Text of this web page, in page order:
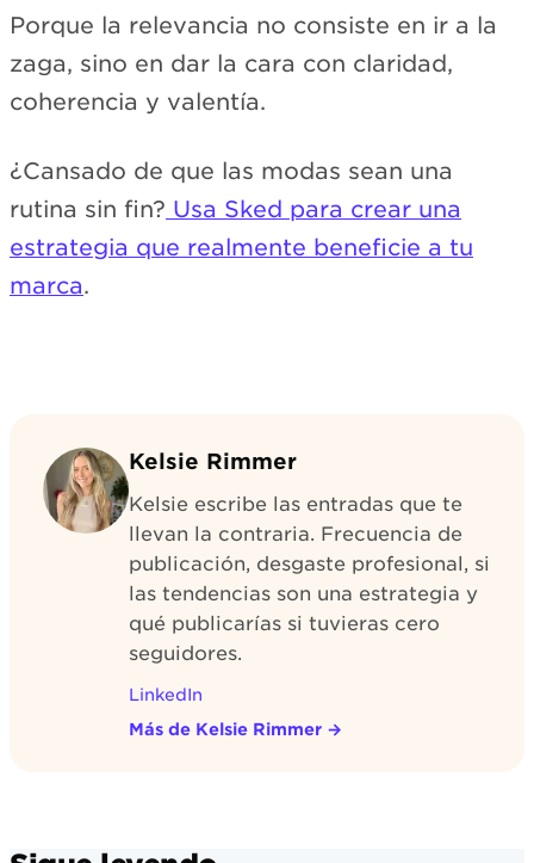
Porque la relevancia no consiste en ir a la
zaga, sino en dar la cara con claridad,
coherencia y valentía.
¿Cansado de que las modas sean una
rutina sin fin? Usa Sked para crear una
estrategia que realmente beneficie a tu
marca.
Kelsie Rimmer
Kelsie escribe las entradas que te
llevan la contraria. Frecuencia de
publicación, desgaste profesional, si
las tendencias son una estrategia y
qué publicarías si tuvieras cero
seguidores.
LinkedIn
Más de Kelsie Rimmer →